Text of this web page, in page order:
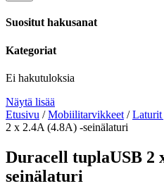
Suositut hakusanat
Kategoriat
Ei hakutuloksia
Näytä lisää
Etusivu /Mobiilitarvikkeet /Laturit
2 x 2.4A (4.8A) -seinälaturi
Duracell tuplaUSB 2
seinälaturi